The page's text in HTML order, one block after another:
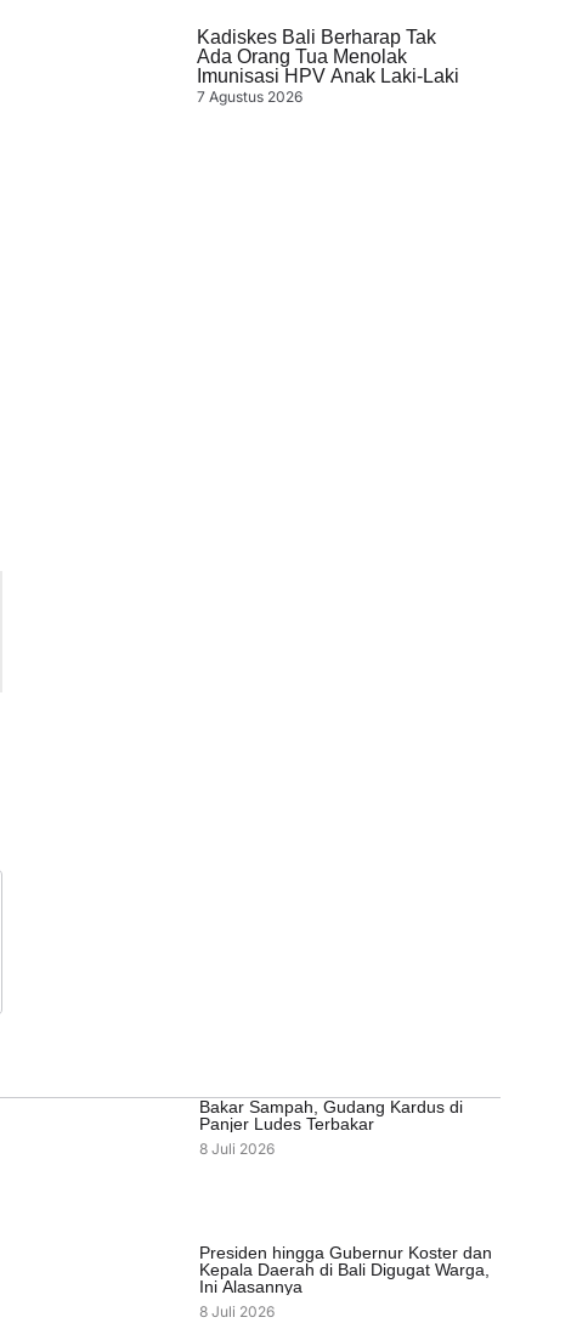
Kadiskes Bali Berharap Tak
Ada Orang Tua Menolak
Imunisasi HPV Anak Laki-Laki
7 Agustus 2026
Bakar Sampah, Gudang Kardus di
Panjer Ludes Terbakar
8 Juli 2026
Presiden hingga Gubernur Koster dan
Kepala Daerah di Bali Digugat Warga,
Ini Alasannya
8 Juli 2026